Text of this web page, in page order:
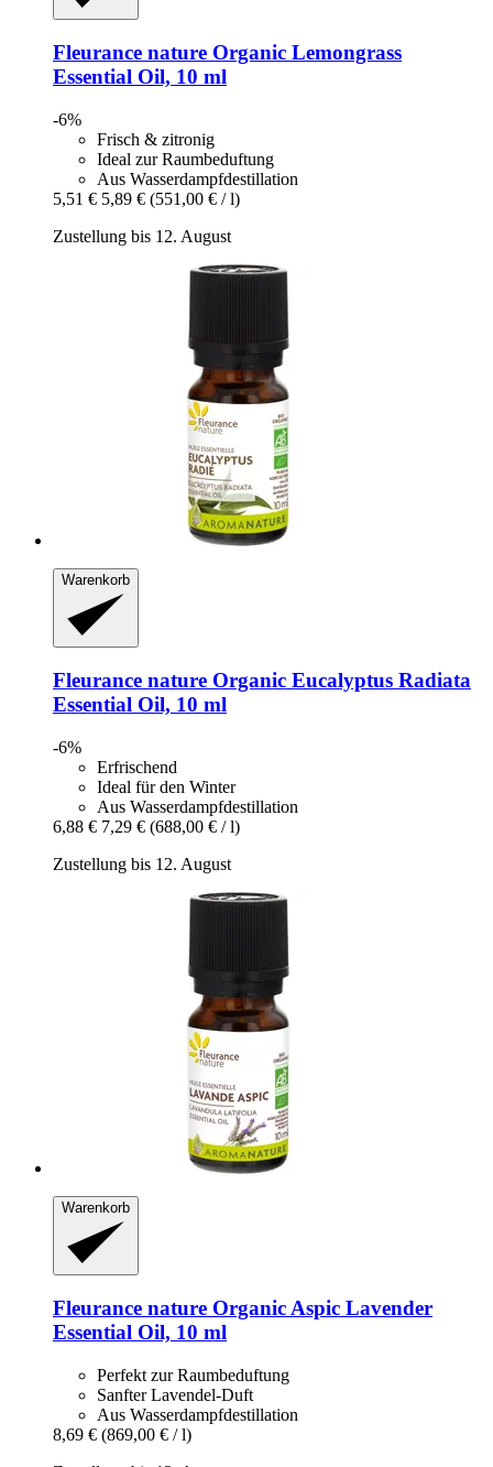
Fleurance nature Organic Lemongrass
Essential Oil, 10 ml
-6%
Frisch & zitronig
Ideal zur Raumbeduftung
Aus Wasserdampfdestillation
5,51 € 5,89 € (551,00 € / l)
Zustellung bis 12. August
Warenkorb
Fleurance nature Organic Eucalyptus Radiata
Essential Oil, 10 ml
-6%
Erfrischend
Ideal für den Winter
Aus Wasserdampfdestillation
6,88 € 7,29 € (688,00 € / l)
Zustellung bis 12. August
Warenkorb
Fleurance nature Organic Aspic Lavender
Essential Oil, 10 ml
Perfekt zur Raumbeduftung
Sanfter Lavendel-Duft
Aus Wasserdampfdestillation
8,69 € (869,00 € / l)